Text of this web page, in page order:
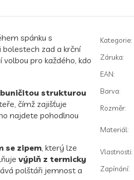
spánku s
zad a krční
pro každého, kdo
buničitou strukturou
čímž zajišťuje
najdete pohodlnou
se zipem , který lze
výplň z termicky
polštáři jemnost a
Kategorie:
Záruka:
EAN:
Barva:
Rozměr:
Materiál:
Vlastnosti:
Zapínání: